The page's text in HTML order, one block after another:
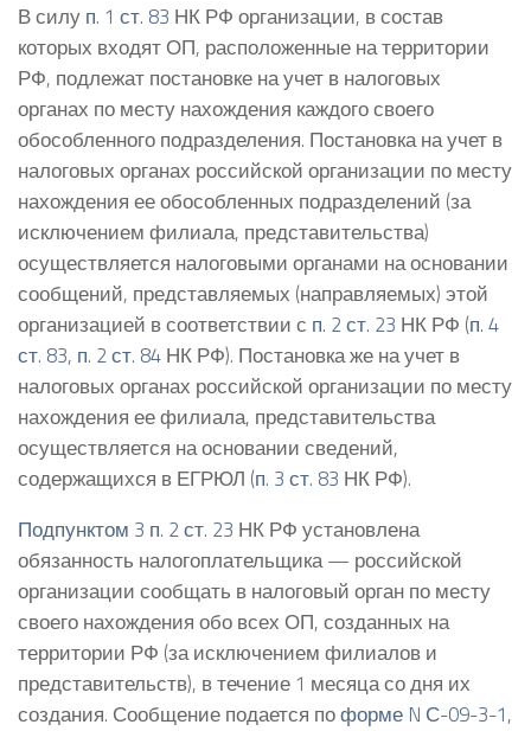
В силу п. 1 ст. 83 НК РФ организации, в состав
которых входят ОП, расположенные на территории
РФ, подлежат постановке на учет в налоговых
органах по месту нахождения каждого своего
обособленного подразделения. Постановка на учет в
налоговых органах российской организации по месту
нахождения ее обособленных подразделений (за
исключением филиала, представительства)
осуществляется налоговыми органами на основании
сообщений, представляемых (направляемых) этой
организацией в соответствии с п. 2 ст. 23 НК РФ (п. 4
ст. 83, п. 2 ст. 84 НК РФ). Постановка же на учет в
налоговых органах российской организации по месту
нахождения ее филиала, представительства
осуществляется на основании сведений,
содержащихся в ЕГРЮЛ (п. 3 ст. 83 НК РФ).
Подпунктом 3 п. 2 ст. 23 НК РФ установлена
обязанность налогоплательщика — российской
организации сообщать в налоговый орган по месту
своего нахождения обо всех ОП, созданных на
территории РФ (за исключением филиалов и
представительств), в течение 1 месяца со дня их
создания. Сообщение подается поформе N С-09-3-1,